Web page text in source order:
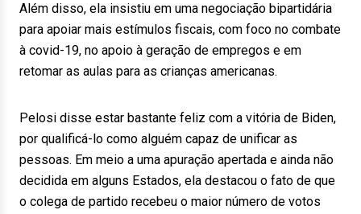
Além disso, ela insistiu em uma negociação bipartidária
para apoiar mais estímulos fiscais, com foco no combate
à covid-19, no apoio à geração de empregos e em
retomar as aulas para as crianças americanas.
Pelosi disse estar bastante feliz com a vitória de Biden,
por qualificá-lo como alguém capaz de unificar as
pessoas. Em meio a uma apuração apertada e ainda não
decidida em alguns Estados, ela destacou o fato de que
o colega de partido recebeu o maior número de votos